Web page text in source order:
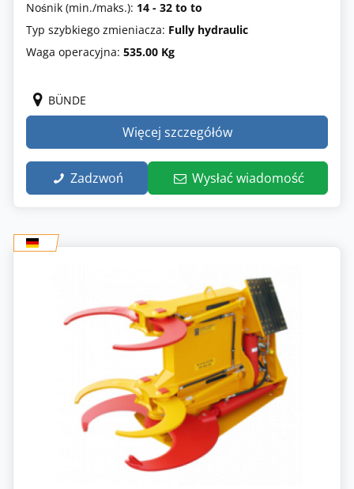
Nośnik (min./maks.): 14 - 32 to to
Typ szybkiego zmieniacza: Fully hydraulic
Waga operacyjna: 535.00 Kg
BÜNDE
Więcej szczegółów
Zadzwoń Wysłać wiadomość